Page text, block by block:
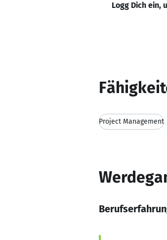
Logg Dich ein,
Project Management